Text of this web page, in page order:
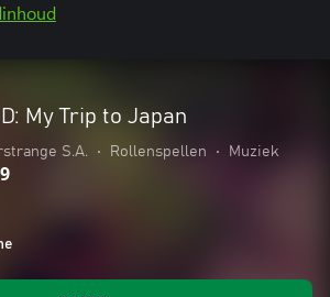
My Trip to Japan
S.A. • Rollenspellen • Muziek